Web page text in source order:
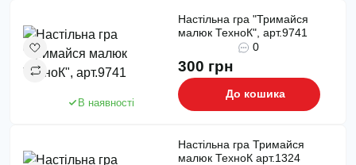
В наявності
Настільна гра "Тримайся
малюк ТехноК", арт.9741
0
300 грн
До кошика
Настільна гра Тримайся
малюк ТехноК арт.1324